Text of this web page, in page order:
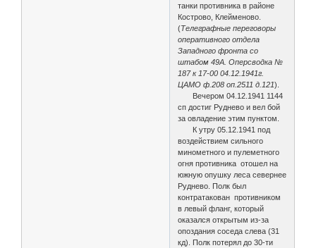
танки противника в районе
Кострово, Клейменово.
(Телеграфные переговоры
оперативного отдела
Западного фронта со
штабом 49А. Оперсводка №
187 к 17-00 04.12.1941г.
ЦАМО ф.208 оп.2511 д.121).
Вечером 04.12.1941 1144
сп достиг Руднево и вел бой
за овладение этим пунктом.
К утру 05.12.1941 под
воздействием сильного
минометного и пулеметного
огня противника отошел на
южную опушку леса севернее
Руднево. Полк был
контратакован противником
в левый фланг, который
оказался открытым из-за
опоздания соседа слева (31
кд). Полк потерял до 30-ти